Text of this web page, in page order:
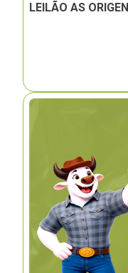
LEILÃO AS